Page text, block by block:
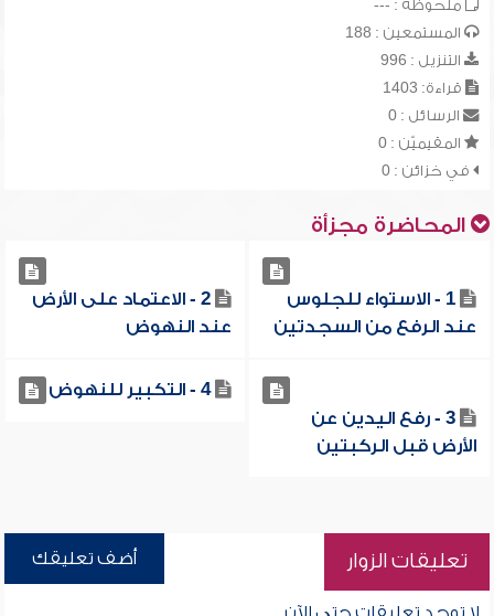
ملحوظة : ---
المستمعين : 188
التنزيل : 996
قراءة: 1403
الرسائل : 0
المقيميّن : 0
في خزائن : 0
المحاضرة مجزأة
1 - الاستواء للجلوس
عند الرفع من السجدتين
2 - الاعتماد على الأرض
عند النهوض
3 - رفع اليدين عن
الأرض قبل الركبتين
4 - التكبير للنهوض
تعليقات الزوار أضف تعليقك